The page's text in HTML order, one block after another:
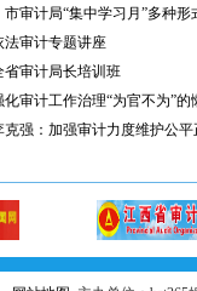
市审计局“集中学习月”多种
法审计专题讲座
省审计局长培训班
化审计工作治理“为官不为”的
克强：加强审计力度维护公平